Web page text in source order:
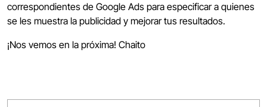
correspondientes de Google Ads para especificar a quienes
se les muestra la publicidad y mejorar tus resultados.
¡Nos vemos en la próxima! Chaito